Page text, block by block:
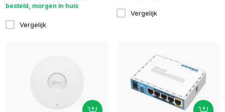
besteld, morgen in huis
Vergelijk
Vergelijk